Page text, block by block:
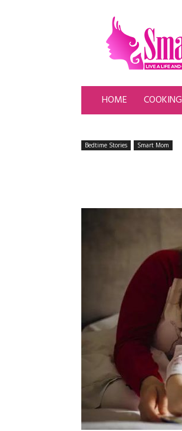
SmartLady
HOME COOKING
Bedtime Stories Smart Mom